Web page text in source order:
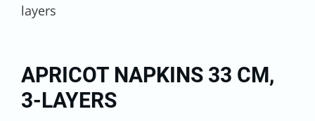
layers
APRICOT NAPKINS 33 CM,
3-LAYERS